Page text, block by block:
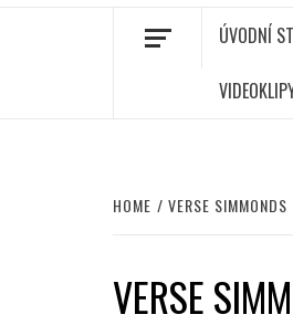
ÚVODNÍ
HOME VERSE SIMMONDS
VERSE